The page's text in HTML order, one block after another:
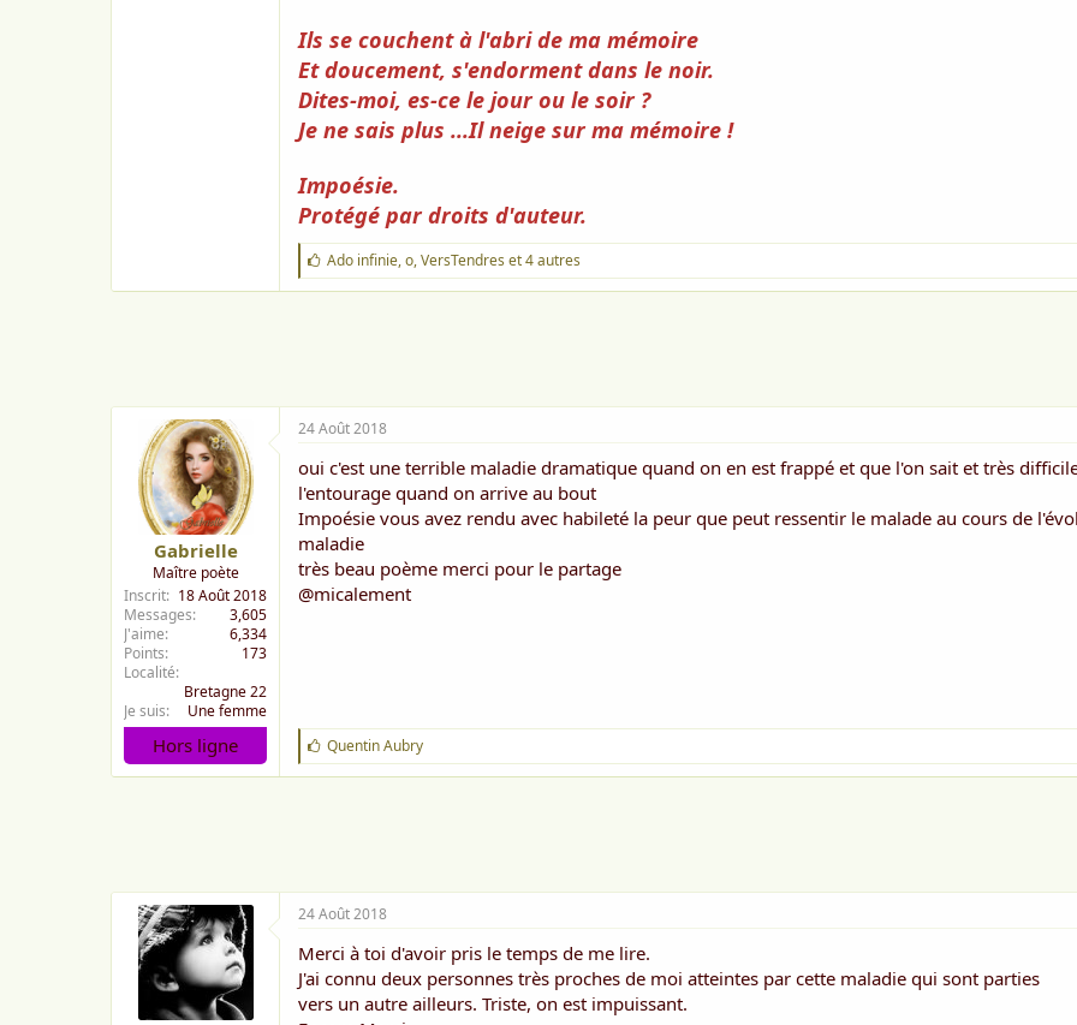
Ils se couchent à l'abri de ma mémoire
Et doucement, s'endorment dans le noir.
Dites-moi, es-ce le jour ou le soir ?
Je ne sais plus ...Il neige sur ma mémoire !
Impoésie.
Protégé par droits d'auteur.
J
'
a
Ado infinie,o,VersTendres et 4 autres
Gabrielle
Maître poète
Inscrit
18 Août 2018
Messages
3,605
J'aime
6,334
Points
173
Localité
Bretagne 22
Je suis
Une femme
Hors ligne
24 Août 2018
oui c'est une terrible maladie dramatique quand on en est frappé et que l'on sait et très
l'entourage quand on arrive au bout
Impoésie vous avez rendu avec habileté la peur que peut ressentir le malade au cours de
maladie
très beau poème merci pour le partage
@micalement
J
'
a
Quentin Aubry
24 Août 2018
Merci à toi d'avoir pris le temps de me lire.
J'ai connu deux personnes très proches de moi atteintes par cette maladie qui sont parties
vers un autre ailleurs. Triste, on est impuissant.